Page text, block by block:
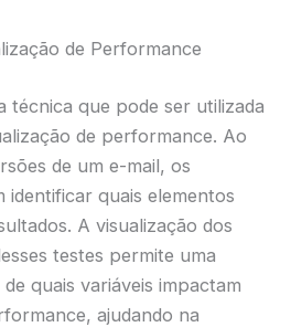
de Performance
técnica que pode ser utilizada
de performance. Ao
de um e-mail, os
identificar quais elementos
A visualização dos
testes permite uma
quais variáveis impactam
ajudando na